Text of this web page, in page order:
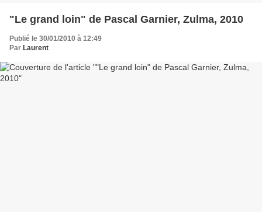
"Le grand loin" de Pascal Garnier, Zulma, 2010
Publié le 30/01/2010 à 12:49
Par Laurent